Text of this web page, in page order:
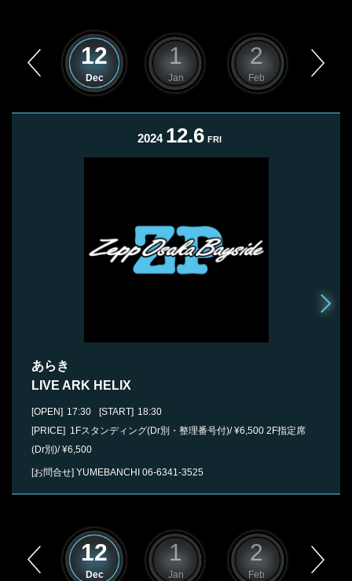
12
Dec
1
Jan
2
Feb
2024 12.6 FRI
あらき
LIVE ARK HELIX
[OPEN] 17:30 [START] 18:30
[PRICE] 1Fスタンディング(Dr別・整理番号付)/ ¥6,500 2F指定席
(Dr別)/ ¥6,500
[お問合せ] YUMEBANCHI 06-6341-3525
12
Dec
1
Jan
2
Feb